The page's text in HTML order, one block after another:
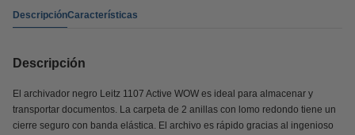
DescripciónCaracterísticas
Descripción
El archivador negro Leitz 1107 Active WOW es ideal para almacenar y
transportar documentos. La carpeta de 2 anillas con lomo redondo tiene un
cierre seguro con banda elástica. El archivo es rápido gracias al ingenioso